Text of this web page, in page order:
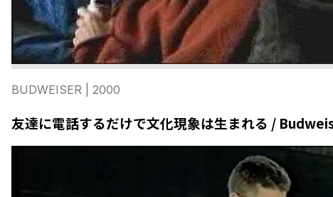
BUDWEISER | 2000
友達に電話するだけで文化現象は生まれる /